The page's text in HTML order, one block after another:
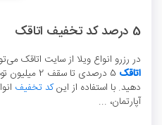
5 درصد کد تخفیف اتاقک
در رزرو انواع ویلا از سایت اتاقک
اتاقک
5 درصدی تا
دهید. با استفاده از اینکد تخفیف
آپارتمان، ...